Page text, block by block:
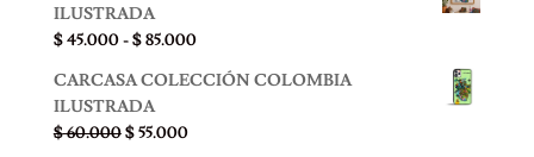
ILUSTRADA
$45.000-$85.000Rango
precios:
CARCASA COLECCIÓN COLOMBIA
ILUSTRADA
$60.000El
$55.000El